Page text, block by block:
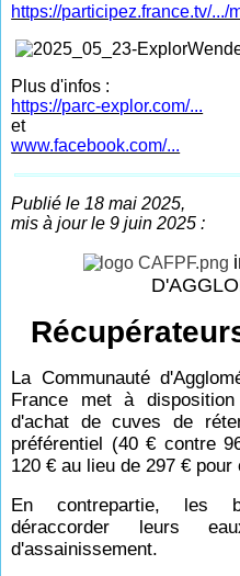
https://participez.france.tv/.../
Plus d'infos :
https://parc-explor.com/...
et
www.facebook.com/...
Publié le 18 mai 2025,
mis à jour le 9 juin 2025 :
La Communauté
France met à
d'achat de cuves de
préférentiel (40 € contre
120 € au lieu de 297 € pour
En contrepartie, les
déraccorder leurs
d'assainissement.